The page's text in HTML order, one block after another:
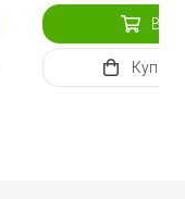
В
Купить